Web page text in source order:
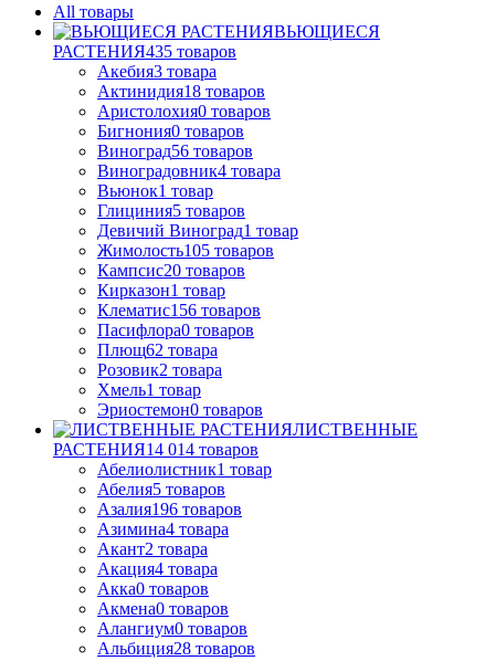
All товары
ВЬЮЩИЕСЯ
РАСТЕНИЯ435 товаров
Акебия3 товара
Актинидия18 товаров
Аристолохия0 товаров
Бигнония0 товаров
Виноград56 товаров
Виноградовник4 товара
Вьюнок1 товар
Глициния5 товаров
Девичий Виноград1 товар
Жимолость105 товаров
Кампсис20 товаров
Кирказон1 товар
Клематис156 товаров
Пасифлора0 товаров
Плющ62 товара
Розовик2 товара
Хмель1 товар
Эриостемон0 товаров
ЛИСТВЕННЫЕ
РАСТЕНИЯ14 014 товаров
Абелиолистник1 товар
Абелия5 товаров
Азалия196 товаров
Азимина4 товара
Акант2 товара
Акация4 товара
Акка0 товаров
Акмена0 товаров
Алангиум0 товаров
Альбиция28 товаров